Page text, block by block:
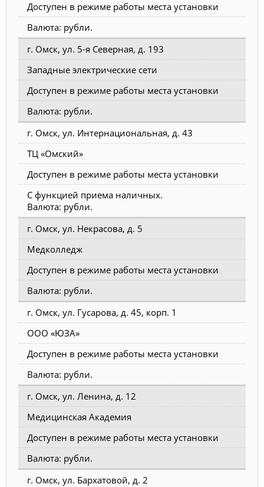
Доступен в режиме работы места установки
Валюта: рубли.
г. Омск, ул. 5-я Северная, д. 193
Западные электрические сети
Доступен в режиме работы места установки
Валюта: рубли.
г. Омск, ул. Интернациональная, д. 43
ТЦ «Омский»
Доступен в режиме работы места установки
С функцией приема наличных.
Валюта: рубли.
г. Омск, ул. Некрасова, д. 5
Медколледж
Доступен в режиме работы места установки
Валюта: рубли.
г. Омск, ул. Гусарова, д. 45, корп. 1
ООО «ЮЗА»
Доступен в режиме работы места установки
Валюта: рубли.
г. Омск, ул. Ленина, д. 12
Медицинская Академия
Доступен в режиме работы места установки
Валюта: рубли.
г. Омск, ул. Бархатовой, д. 2